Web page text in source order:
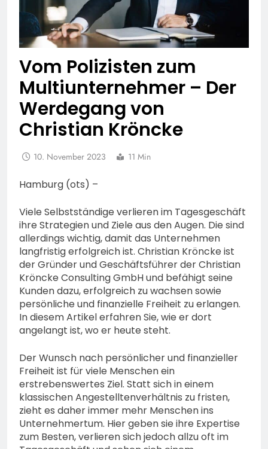
Vom Polizisten zum
Multiunternehmer – Der
Werdegang von
Christian Kröncke
10. November 2023 11 Min
Hamburg (ots) –
Viele Selbstständige verlieren im Tagesgeschäft
ihre Strategien und Ziele aus den Augen. Die sind
allerdings wichtig, damit das Unternehmen
langfristig erfolgreich ist. Christian Kröncke ist
der Gründer und Geschäftsführer der Christian
Kröncke Consulting GmbH und befähigt seine
Kunden dazu, erfolgreich zu wachsen sowie
persönliche und finanzielle Freiheit zu erlangen.
In diesem Artikel erfahren Sie, wie er dort
angelangt ist, wo er heute steht.
Der Wunsch nach persönlicher und finanzieller
Freiheit ist für viele Menschen ein
erstrebenswertes Ziel. Statt sich in einem
klassischen Angestelltenverhältnis zu fristen,
zieht es daher immer mehr Menschen ins
Unternehmertum. Hier geben sie ihre Expertise
zum Besten, verlieren sich jedoch allzu oft im